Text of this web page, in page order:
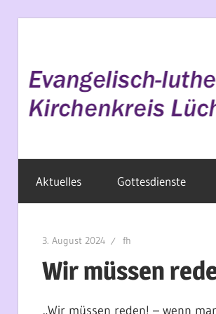
springen
Wendland
Aktuelles Gottesdienste
3. August 2024 fh
Wir müssen
„Wir müssen reden! – wenn